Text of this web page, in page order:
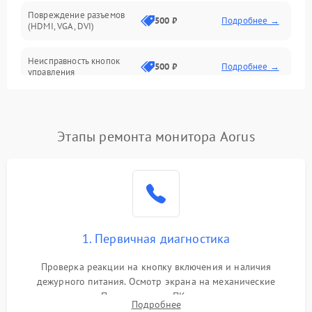
Повреждение разъемов
(HDMI, VGA, DVI)
500 ₽ Подробнее →
Неисправность кнопок
управления
500 ₽ Подробнее →
Повреждение кабеля
1000 ₽
Поломка системы
автоматического
1000 ₽ Подробнее →
Неисправность системы
1000 ₽
Этапы ремонта монитора Aorus
1. Первичная диагностика
Проверка реакции на кнопку включения и наличия
дежурного питания. Осмотр экрана на механические
повреждения. Подключение к ПК для оценки вывода
Подробнее